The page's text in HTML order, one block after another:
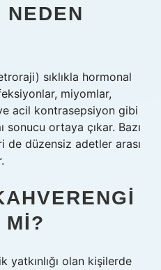
sıklıkla hormonal
miyomlar,
acil kontrasepsiyon gibi
sonucu ortaya çıkar. Bazı
de düzensiz adetler arası
MI?
yatkınlığı olan kişilerde